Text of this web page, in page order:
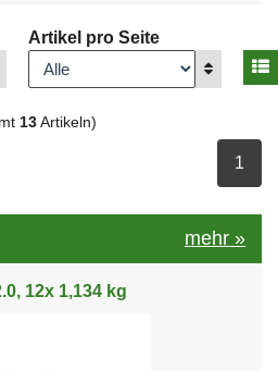
Artikel pro Seite
Anzeigen
13 Artikeln)
1
mehr »
12x 1,134 kg